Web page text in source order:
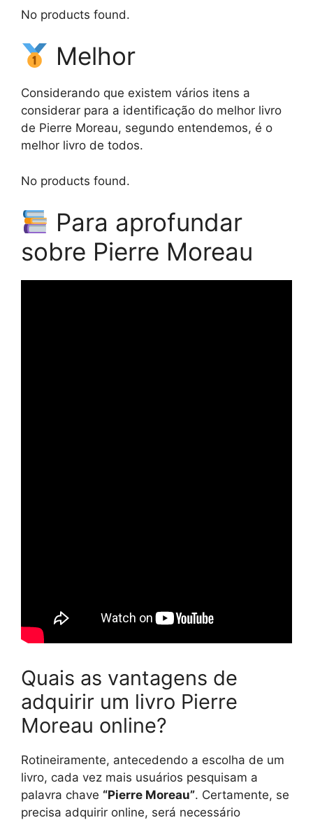
No products found.
Melhor
Considerando que existem vários itens a
considerar para a identificação do melhor livro
de Pierre Moreau, segundo entendemos, é o
melhor livro de todos.
No products found.
Para aprofundar
sobre Pierre Moreau
Quais as vantagens de
adquirir um livro Pierre
Moreau online?
Rotineiramente, antecedendo a escolha de um
livro, cada vez mais usuários pesquisam a
palavra chave “Pierre Moreau”. Certamente, se
precisa adquirir online, será necessário